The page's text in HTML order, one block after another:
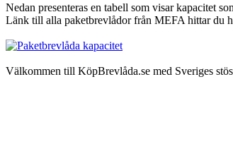
Nedan presenteras en tabell som visar kapacitet
Länk till alla paketbrevlådor från MEFA hittar du
Välkommen till KöpBrevlåda.se med Sveriges